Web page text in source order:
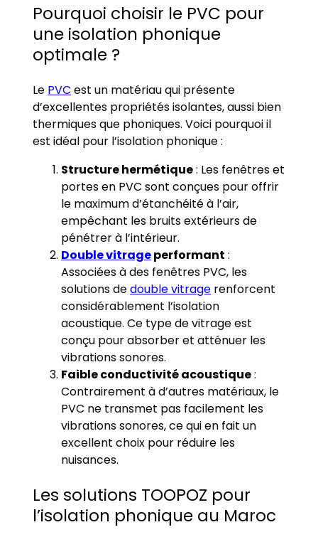
Pourquoi choisir le PVC pour
une isolation phonique
optimale ?
Le PVC est un matériau qui présente
d’excellentes propriétés isolantes, aussi bien
thermiques que phoniques. Voici pourquoi il
est idéal pour l’isolation phonique :
Structure hermétique: Les fenêtres et
portes en PVC sont conçues pour offrir
le maximum d’étanchéité à l’air,
empêchant les bruits extérieurs de
pénétrer à l’intérieur.
Double vitrageperformant :
Associées à des fenêtres PVC, les
solutions dedouble vitrage renforcent
considérablement l’isolation
acoustique. Ce type de vitrage est
conçu pour absorber et atténuer les
vibrations sonores.
Faible conductivité acoustique:
Contrairement à d’autres matériaux, le
PVC ne transmet pas facilement les
vibrations sonores, ce qui en fait un
excellent choix pour réduire les
nuisances.
Les solutions TOOPOZ pour
l’isolation phonique au Maroc